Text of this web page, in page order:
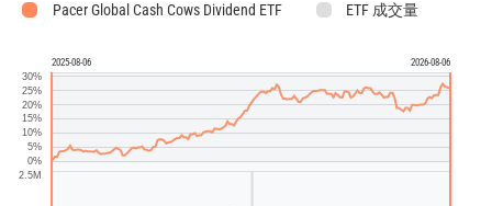
Pacer Global Cash Cows Dividend ETF ETF 成交量
2025-08-06 2026-08-06
2.5M
0%
5%
10%
15%
20%
25%
30%